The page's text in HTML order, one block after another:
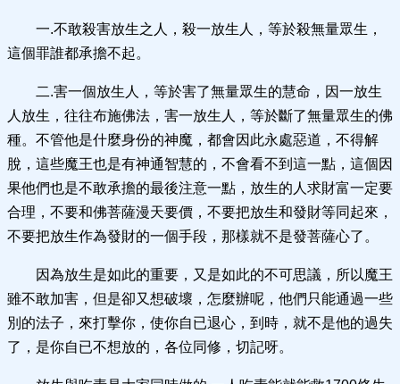
一.不敢殺害放生之人，殺一放生人，等於殺無量眾生，
這個罪誰都承擔不起。
二.害一個放生人，等於害了無量眾生的慧命，因一放生
人放生，往往布施佛法，害一放生人，等於斷了無量眾生的佛
種。不管他是什麼身份的神魔，都會因此永處惡道，不得解
脫，這些魔王也是有神通智慧的，不會看不到這一點，這個因
果他們也是不敢承擔的最後注意一點，放生的人求財富一定要
合理，不要和佛菩薩漫天要價，不要把放生和發財等同起來，
不要把放生作為發財的一個手段，那樣就不是發菩薩心了。
因為放生是如此的重要，又是如此的不可思議，所以魔王
雖不敢加害，但是卻又想破壞，怎麼辦呢，他們只能通過一些
別的法子，來打擊你，使你自已退心，到時，就不是他的過失
了，是你自已不想放的，各位同修，切記呀。